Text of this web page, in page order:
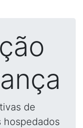
de
hospedados